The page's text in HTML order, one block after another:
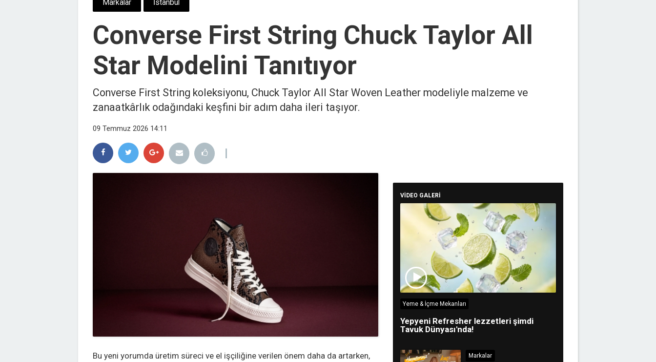
Markalar İstanbul
Converse First String Chuck Taylor All
Star Modelini Tanıtıyor
Converse First String koleksiyonu, Chuck Taylor All Star Woven Leather modeliyle malzeme ve
zanaatkârlık odağındaki keşfini bir adım daha ileri taşıyor.
09 Temmuz 2026 14:11
Bu yeni yorumda üretim süreci ve el işçiliğine verilen önem daha da artarken,
VİDEO GALERİ
Yeme & İçme Mekanları
Yepyeni Refresher lezzetleri şimdi
Tavuk Dünyası'nda!
Markalar